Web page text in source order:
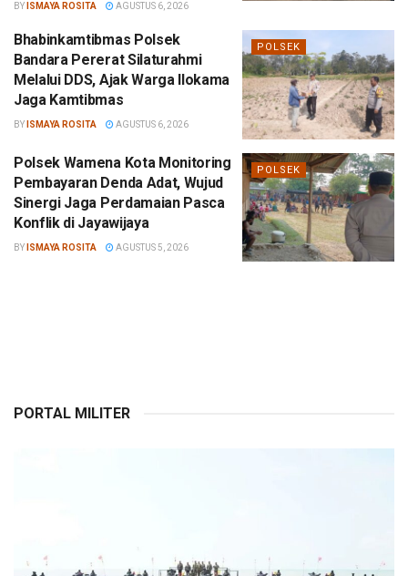
BY ISMAYA ROSITA AGUSTUS 6, 2026
POLSEK
Bhabinkamtibmas Polsek
Bandara Pererat Silaturahmi
Melalui DDS, Ajak Warga Ilokama
Jaga Kamtibmas
BY ISMAYA ROSITA AGUSTUS 6, 2026
POLSEK
Polsek Wamena Kota Monitoring
Pembayaran Denda Adat, Wujud
Sinergi Jaga Perdamaian Pasca
Konflik di Jayawijaya
BY ISMAYA ROSITA AGUSTUS 5, 2026
PORTAL MILITER